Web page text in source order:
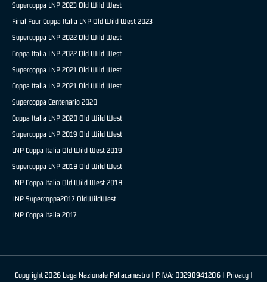
Supercoppa LNP 2023 Old Wild West
Final Four Coppa Italia LNP Old Wild West 2023
Supercoppa LNP 2022 Old Wild West
Coppa Italia LNP 2022 Old Wild West
Supercoppa LNP 2021 Old Wild West
Coppa Italia LNP 2021 Old Wild West
Supercoppa Centenario 2020
Coppa Italia LNP 2020 Old Wild West
Supercoppa LNP 2019 Old Wild West
LNP Coppa Italia Old Wild West 2019
Supercoppa LNP 2018 Old Wild West
LNP Coppa Italia Old Wild West 2018
LNP Supercoppa2017 OldWildWest
LNP Coppa Italia 2017
Copyright 2026 Lega Nazionale Pallacanestro | P.IVA: 03290941206 | Privacy|